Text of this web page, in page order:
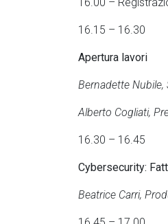
16.15 – 16.30
Apertura lavori
Bernadette Nubile,
Alberto Cogliati,
16.30 – 16.45
Cybersecurity:
Beatrice Carri,